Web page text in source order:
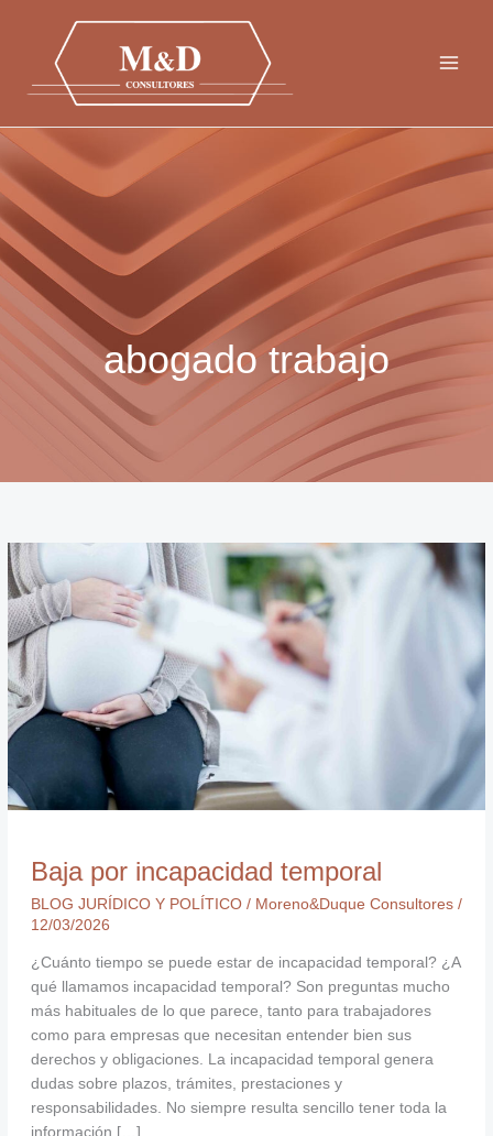
contenido
abogado trabajo
Baja por incapacidad temporal
BLOG JURÍDICO Y POLÍTICO/ Moreno&Duque Consultores /
12/03/2026
¿Cuánto tiempo se puede estar de incapacidad temporal? ¿A
qué llamamos incapacidad temporal? Son preguntas mucho
más habituales de lo que parece, tanto para trabajadores
como para empresas que necesitan entender bien sus
derechos y obligaciones. La incapacidad temporal genera
dudas sobre plazos, trámites, prestaciones y
responsabilidades. No siempre resulta sencillo tener toda la
información […]
por
incapacidad
temporal